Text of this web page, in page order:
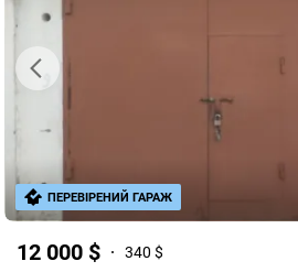
12 000 $ 340 $
ПЕРЕВІРЕНИЙ ГАРАЖ